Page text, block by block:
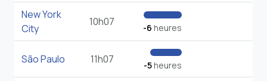
New York
City
10h07 -6 heures
São Paulo 11h07 -5heures